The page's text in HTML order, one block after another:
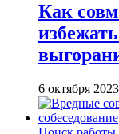
Как
6 октября 2023